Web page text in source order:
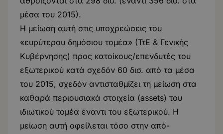
μέσα του 2015).
Η μείωση αυτή στις υποχρεώσεις του
«ευρύτερου δημόσιου τομέα» (ΤτΕ & Γενικής
Κυβέρνησης) προς κατοίκους/επενδυτές του
εξωτερικού κατά σχεδόν 60 δισ. από τα μέσα
του 2015, σχεδόν αντισταθμίζει τη μείωση στα
καθαρά περιουσιακά στοιχεία (assets) του
ιδιωτικού τομέα έναντι του εξωτερικού. Η
μείωση αυτή οφείλεται τόσο στην από-